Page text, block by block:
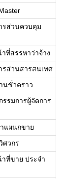
รส่วนควบคุม
าที่สรรหาว่าจ้าง
รส่วนสารสนเทศ
นชั่วคราว
รรมการผู้จัดการ
แผนกขาย
ศวกร
าที่ขาย ประจำ